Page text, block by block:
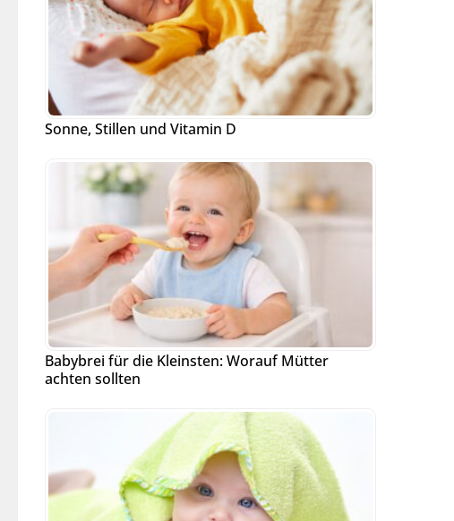
Sonne, Stillen und Vitamin D
Babybrei für die Kleinsten: Worauf Mütter
achten sollten